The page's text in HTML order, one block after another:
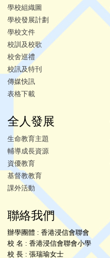
學校組織圖
學校發展計劃
學校文件
校訓及校歌
校舍巡禮
校訊及特刊
傳媒快訊
表格下載
全人發展
生命教育主題
輔導成長資源
資優教育
基督教教育
課外活動
聯絡我們
辦學團體 : 香港浸信會聯會
校 名 : 香港浸信會聯會小學
校 長 : 張瑞瑜女士